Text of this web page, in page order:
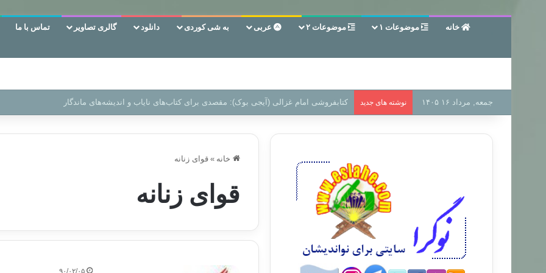
خانه موضوعات ۱ موضوعات ۲ عربی به شی کوردی دانلود گالری تصاویر تماس با ما
جمعه, مرداد ۱۶ ۱۴۰۵ نوشته های جدید سر دفتر فساد در زمین‌، دوری وکناره‌گیری از راه خداست‌!
خانه » قوای زنانه
قوای زنانه
۹۰/۰۲/۰۵